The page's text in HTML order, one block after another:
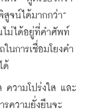
จน์ได้มากกว่า”
ไม่ได้อยู่ที่คำศัพท์
นการเชื่อมโยงคำ
ด้
วามโปร่งใส และ
รความยั่งยืนจะ